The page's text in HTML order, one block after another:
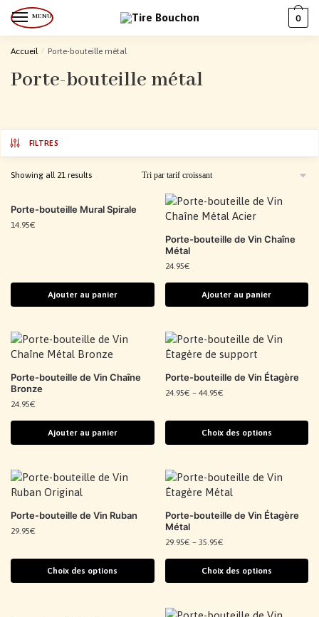
MENU 0
Accueil / Porte-bouteille métal
Porte-bouteille métal
FILTRES
Showing all 21 results
Porte-bouteille Mural Spirale
14.95€
Ajouter au panier
Porte-bouteille de Vin Chaîne
Métal
24.95€
Ajouter au panier
Porte-bouteille de Vin Chaîne
Bronze
24.95€
Ajouter au panier
Porte-bouteille de Vin Étagère
24.95€ – 44.95€
Choix des options
Porte-bouteille de Vin Ruban
29.95€
Choix des options
Porte-bouteille de Vin Étagère
Métal
29.95€ – 35.95€
Choix des options